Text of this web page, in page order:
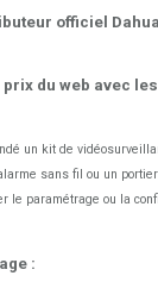
officiel
du web avec
un kit de
sans fil ou un
le paramétrage ou la
: